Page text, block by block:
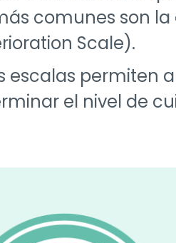
comunes son la
Scale).
escalas permiten
el nivel de